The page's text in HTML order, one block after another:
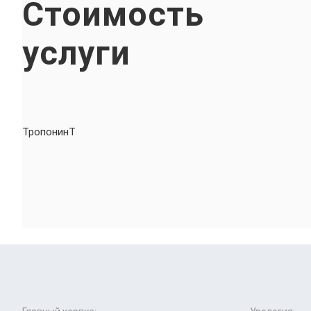
Стоимость
услуги
ТропонинТ